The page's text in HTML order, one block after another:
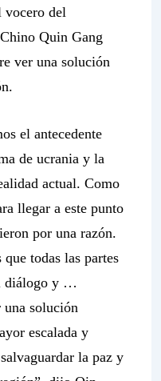
vocero del
Quin Gang
ver una solución
el antecedente
de ucrania y la
actual. Como
llegar a este punto
por una razón.
todas las partes
diálogo y …
una solución
escalada y
la paz y